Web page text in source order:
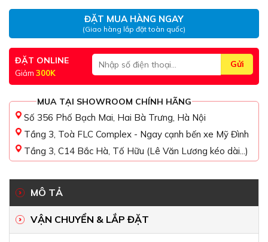
ĐẶT MUA HÀNG NGAY
(Giao hàng lắp đặt toàn quốc)
ĐẶT ONLINE
Giảm 300K
MUA TẠI SHOWROOM CHÍNH HÃNG
Số 356 Phố Bạch Mai, Hai Bà Trưng, Hà Nội
Tầng 3, Toà FLC Complex - Ngay cạnh bến xe Mỹ Đình
Tầng 3, C14 Bắc Hà, Tố Hữu (Lê Văn Lương kéo dài...)
MÔ TẢ
VẬN CHUYỂN & LẮP ĐẶT